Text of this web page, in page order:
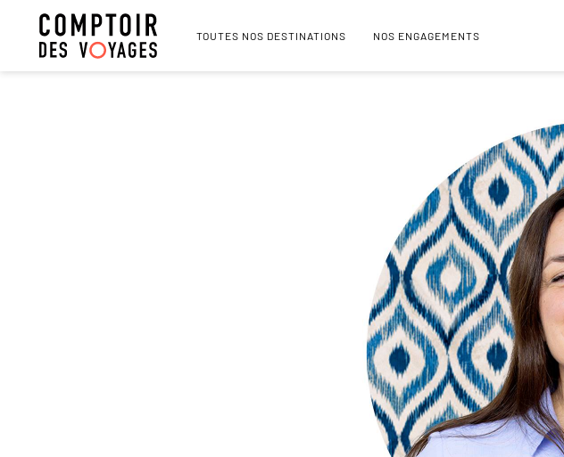
TOUTES NOS DESTINATIONS NOS ENGAGEMENTS